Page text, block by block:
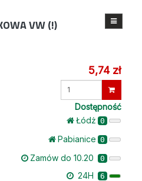
VW (!)
5,74 zł
Wprowadź
Dostępność
Łódż 0
Pabianice 0
Zamów do 10.20 0
24H 6